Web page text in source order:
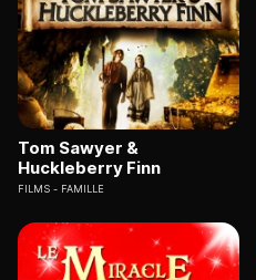
Tom Sawyer &
Huckleberry Finn
FILMS FAMILLE